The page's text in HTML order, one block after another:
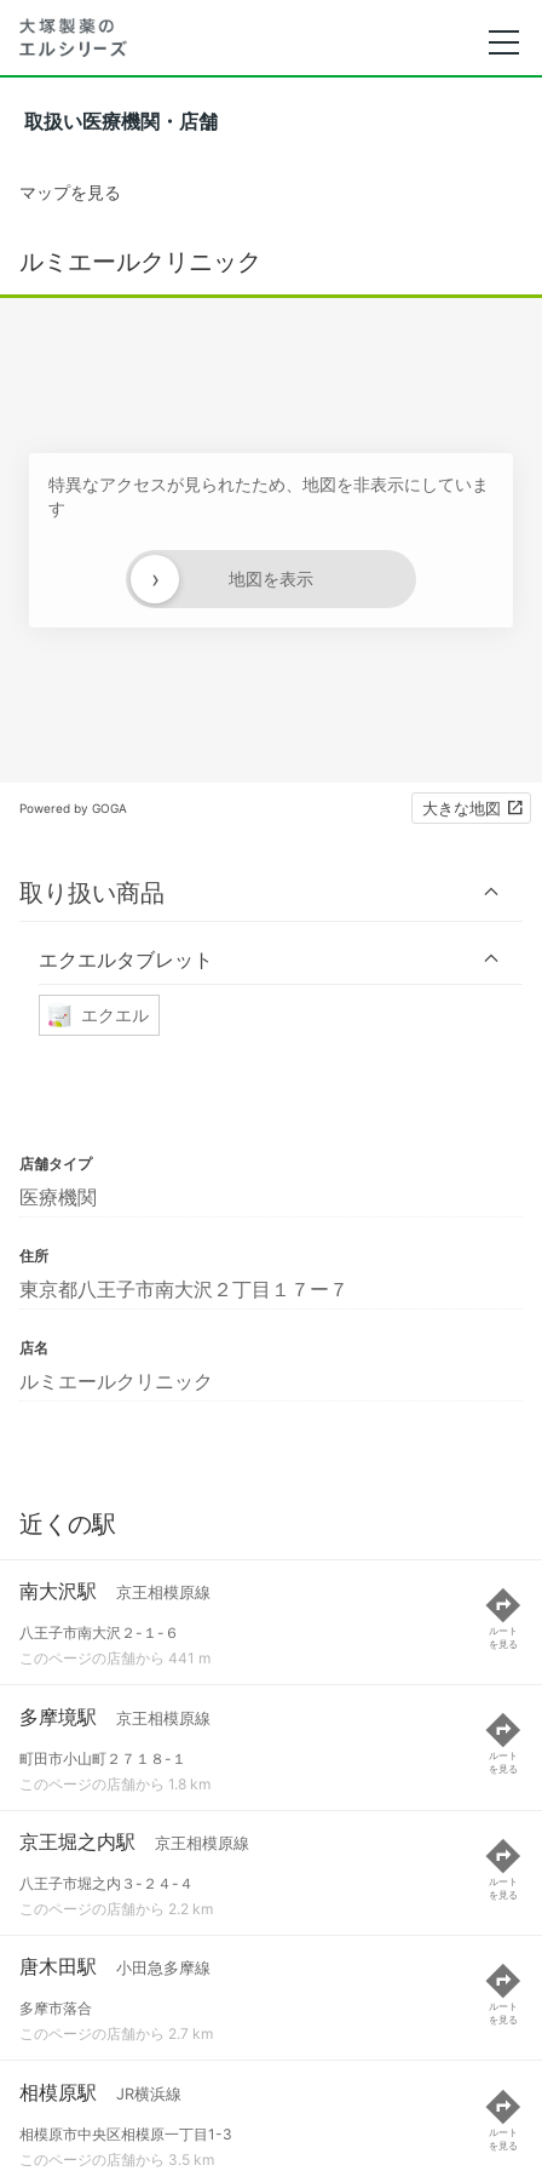
取扱い医療機関・店舗
マップを見る
ルミエールクリニック
特異なアクセスが見られたため、地図を非表示にしていま
す
地図を表示
›
Powered by GOGA 大きな地図
取り扱い商品
エクエルタブレット
エクエル
店舗タイプ
医療機関
住所
東京都八王子市南大沢２丁目１７ー７
店名
ルミエールクリニック
近くの駅
南大沢駅 京王相模原線
八王子市南大沢２-１-６
このページの店舗から 441 m
ルート
を見る
多摩境駅 京王相模原線
町田市小山町２７１８-１
このページの店舗から 1.8 km
ルート
を見る
京王堀之内駅 京王相模原線
八王子市堀之内３-２４-４
このページの店舗から 2.2 km
ルート
を見る
唐木田駅 小田急多摩線
多摩市落合
このページの店舗から 2.7 km
ルート
を見る
相模原駅 JR横浜線
相模原市中央区相模原一丁目1-3
このページの店舗から 3.5 km
ルート
を見る